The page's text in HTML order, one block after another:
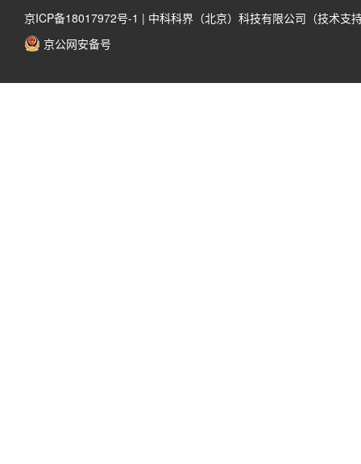
京ICP备18017972号-1 | 中科科界（北京）科技有限公司（技术支
京公网安备号